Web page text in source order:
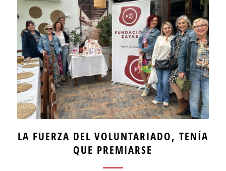
LA FUERZA DEL VOLUNTARIADO, TENÍA
QUE PREMIARSE